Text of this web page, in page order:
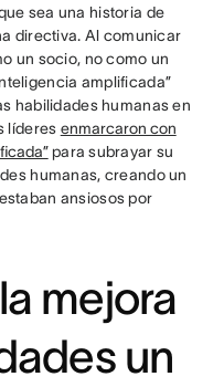
sea una historia de
directiva. Al comunicar
un socio, no como un
amplificada”
habilidades humanas en
líderes enmarcaron con
para subrayar su
humanas, creando un
ansiosos por
mejora
un